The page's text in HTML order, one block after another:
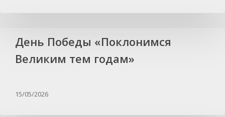
День Победы «Поклонимся
Великим тем годам»
15/05/2026